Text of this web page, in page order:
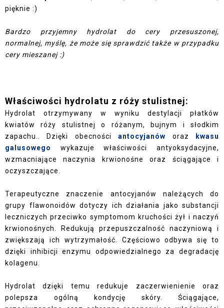
pięknie :)
Bardzo przyjemny hydrolat do cery przesuszonej,
normalnej, myślę, że może się sprawdzić także w przypadku
cery mieszanej :)
Właściwości hydrolatu z róży stulistnej:
Hydrolat otrzymywany w wyniku destylacji płatków
kwiatów róży stulistnej o różanym, bujnym i słodkim
zapachu.. Dzięki obecnościantocyjanów oraz kwasu
galusowego
wykazuje właściwości antyoksydacyjne,
wzmacniające naczynia krwionośne oraz ściągające i
oczyszczające.
Terapeutyczne znaczenie antocyjanów należących do
grupy flawonoidów dotyczy ich działania jako substancji
leczniczych przeciwko symptomom kruchości żył i naczyń
krwionośnych. Redukują przepuszczalność naczyniową i
zwiększają ich wytrzymałość. Częściowo odbywa się to
dzięki inhibicji enzymu odpowiedzialnego za degradację
kolagenu.
Hydrolat dzięki temu redukuje zaczerwienienie oraz
polepsza ogólną kondycję skóry. Ściągające,